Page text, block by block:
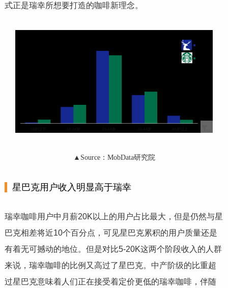
式正是瑞幸所想要打造的咖啡新理念。
▲Source：MobData研究院
星巴克用户收入明显高于瑞幸
瑞幸咖啡用户中月薪20K以上的用户占比最大，但是仍然与星
巴克相差将近10个百分点，可见星巴克累积的用户质量还是
有着无可撼动的地位。但是对比5-20K这两个阶段收入的人群
来说，瑞幸咖啡的比例又高过了星巴克。 中产阶级的比重超
过星巴克意味着人们正在接受着定价更低的瑞幸咖啡，伴随